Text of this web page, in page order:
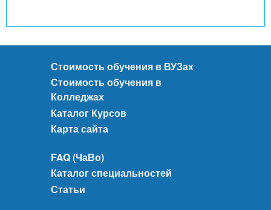
Стоимость обучения в ВУЗах
Стоимость обучения в
Колледжах
Каталог Курсов
Карта сайта
FAQ (ЧаВо)
Каталог специальностей
Статьи